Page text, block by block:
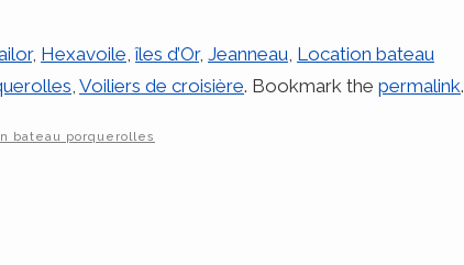
, Hexavoile,îles d’Or, Jeanneau, Location bateau
, Voiliers de croisière. Bookmark the permalink.
bateau porquerolles